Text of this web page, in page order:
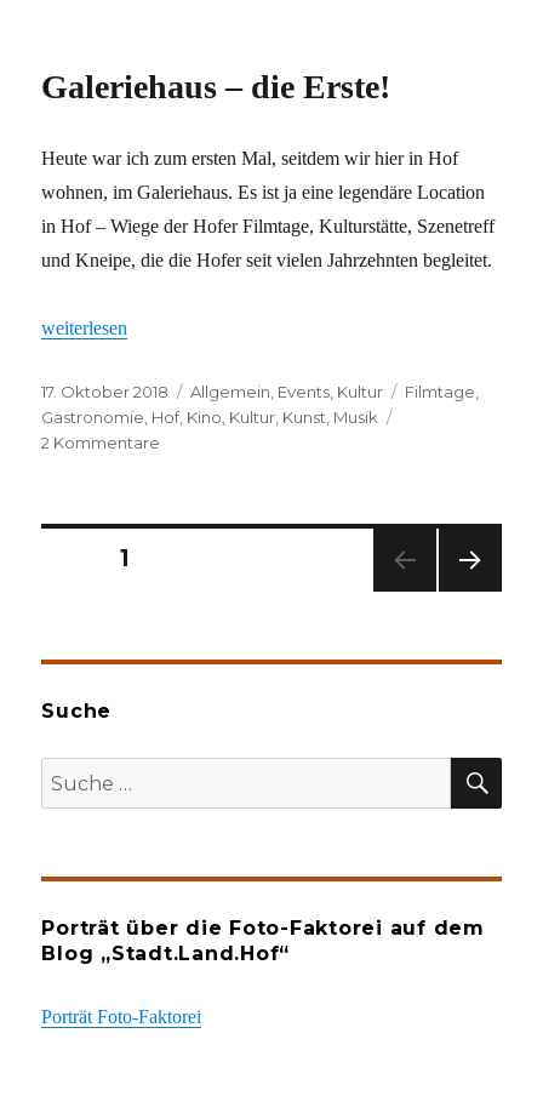
Galeriehaus – die Erste!
Heute war ich zum ersten Mal, seitdem wir hier in Hof
wohnen, im Galeriehaus. Es ist ja eine legendäre Location
in Hof – Wiege der Hofer Filmtage, Kulturstätte, Szenetreff
und Kneipe, die die Hofer seit vielen Jahrzehnten begleitet.
„Galeriehaus – die Erste!“
weiterlesen
Veröffentlicht
am
17. Oktober 2018 Kategorien
Allgemein Events Kultur Schlagwörter
Filmtage
Gastronomie Hof, Kino Kultur Kunst Musik
2 Kommentare
Seitennummerierung
Beiträge
SEITE1
E
Suche
Suche
nach:
Porträt über die Foto-Faktorei auf dem
Blog „Stadt.Land.Hof“
Porträt Foto-Faktorei